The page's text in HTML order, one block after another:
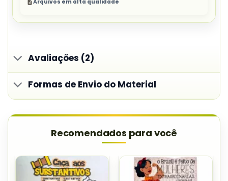
Arquivos em alta qualidade
Avaliações (2)
Formas de Envio do Material
Recomendados para você